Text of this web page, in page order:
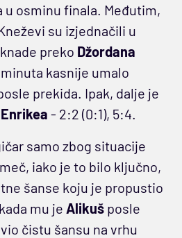
u osminu finala. Međutim,
su izjednačili u
preko Džordana
kasnije umalo
prekida. Ipak, dalje je
Enrikea - 2:2 (0:1), 5:4.
samo zbog situacije
iako je to bilo ključno,
šanse koju je propustio
mu je Alikuš posle
čistu šansu na vrhu